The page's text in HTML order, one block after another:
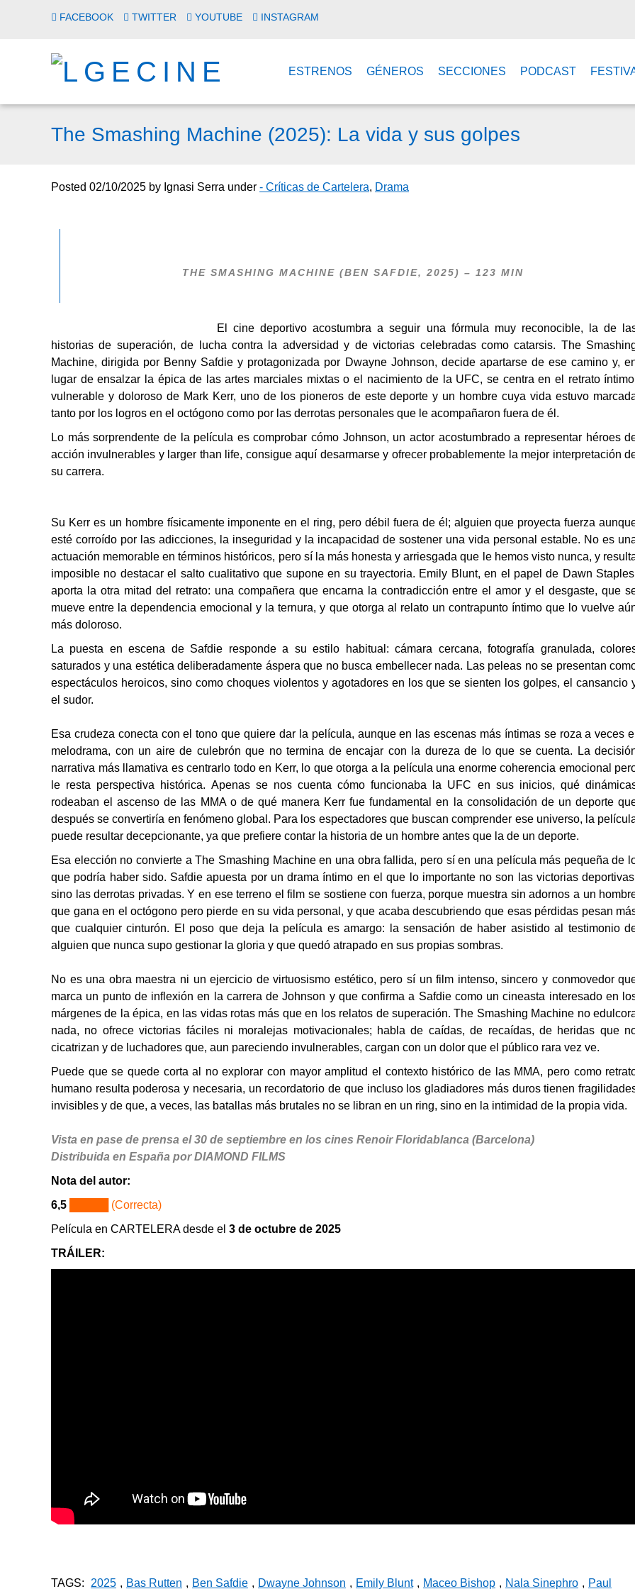
FACEBOOK TWITTER YOUTUBE INSTAGRAM
ESTRENOS GÉNEROS SECCIONES PODCAST
The Smashing Machine (2025): La vida y sus golpes
Posted 02/10/2025 by Ignasi Serra under - Críticas de Cartelera, Drama
THE SMASHING MACHINE (BEN SAFDIE, 2025) – 123 MIN
El cine deportivo acostumbra a seguir una fórmula muy reconocible, la de
historias de superación, de lucha contra la adversidad y de victorias celebradas como catarsis. The
Machine, dirigida por Benny Safdie y protagonizada por Dwayne Johnson, decide apartarse de ese camino y,
lugar de ensalzar la épica de las artes marciales mixtas o el nacimiento de la UFC, se centra en el retrato
vulnerable y doloroso de Mark Kerr, uno de los pioneros de este deporte y un hombre cuya vida estuvo
tanto por los logros en el octógono como por las derrotas personales que le acompañaron fuera de él.
Lo más sorprendente de la película es comprobar cómo Johnson, un actor acostumbrado a representar héroes
acción invulnerables y larger than life, consigue aquí desarmarse y ofrecer probablemente la mejor interpretación
su carrera.
Su Kerr es un hombre físicamente imponente en el ring, pero débil fuera de él; alguien que proyecta fuerza
esté corroído por las adicciones, la inseguridad y la incapacidad de sostener una vida personal estable. No es
actuación memorable en términos históricos, pero sí la más honesta y arriesgada que le hemos visto nunca, y
imposible no destacar el salto cualitativo que supone en su trayectoria. Emily Blunt, en el papel de Dawn
aporta la otra mitad del retrato: una compañera que encarna la contradicción entre el amor y el desgaste, que
mueve entre la dependencia emocional y la ternura, y que otorga al relato un contrapunto íntimo que lo vuelve
más doloroso.
La puesta en escena de Safdie responde a su estilo habitual: cámara cercana, fotografía granulada,
saturados y una estética deliberadamente áspera que no busca embellecer nada. Las peleas no se presentan
espectáculos heroicos, sino como choques violentos y agotadores en los que se sienten los golpes, el cansancio
el sudor.
Esa crudeza conecta con el tono que quiere dar la película, aunque en las escenas más íntimas se roza a veces el
melodrama, con un aire de culebrón que no termina de encajar con la dureza de lo que se cuenta. La
narrativa más llamativa es centrarlo todo en Kerr, lo que otorga a la película una enorme coherencia emocional
le resta perspectiva histórica. Apenas se nos cuenta cómo funcionaba la UFC en sus inicios, qué
rodeaban el ascenso de las MMA o de qué manera Kerr fue fundamental en la consolidación de un deporte
después se convertiría en fenómeno global. Para los espectadores que buscan comprender ese universo, la
puede resultar decepcionante, ya que prefiere contar la historia de un hombre antes que la de un deporte.
Esa elección no convierte a The Smashing Machine en una obra fallida, pero sí en una película más pequeña de
que podría haber sido. Safdie apuesta por un drama íntimo en el que lo importante no son las victorias
sino las derrotas privadas. Y en ese terreno el film se sostiene con fuerza, porque muestra sin adornos a un
que gana en el octógono pero pierde en su vida personal, y que acaba descubriendo que esas pérdidas pesan
que cualquier cinturón. El poso que deja la película es amargo: la sensación de haber asistido al testimonio
alguien que nunca supo gestionar la gloria y que quedó atrapado en sus propias sombras.
No es una obra maestra ni un ejercicio de virtuosismo estético, pero sí un film intenso, sincero y conmovedor
marca un punto de inflexión en la carrera de Johnson y que confirma a Safdie como un cineasta interesado en
márgenes de la épica, en las vidas rotas más que en los relatos de superación. The Smashing Machine no
nada, no ofrece victorias fáciles ni moralejas motivacionales; habla de caídas, de recaídas, de heridas que
cicatrizan y de luchadores que, aun pareciendo invulnerables, cargan con un dolor que el público rara vez ve.
Puede que se quede corta al no explorar con mayor amplitud el contexto histórico de las MMA, pero como
humano resulta poderosa y necesaria, un recordatorio de que incluso los gladiadores más duros tienen
invisibles y de que, a veces, las batallas más brutales no se libran en un ring, sino en la intimidad de la propia vida.
Vista en pase de prensa el 30 de septiembre en los cines Renoir Floridablanca (Barcelona)
Distribuida en España por DIAMOND FILMS
Nota del autor:
6,5 █████ (Correcta)
Película en CARTELERA desde el 3 de octubre de 2025
TRÁILER:
TAGS: 2025 , Bas Rutten , Ben Safdie , Dwayne Johnson , Emily Blunt , Maceo Bishop , Nala Sinephro , Paul